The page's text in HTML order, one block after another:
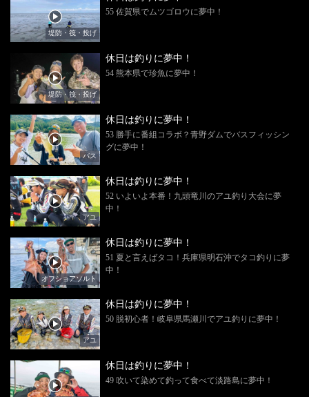
堤防・筏・投げ
55 佐賀県でムツゴロウに夢中！
堤防・筏・投げ
休日は釣りに夢中！
54 熊本県で珍魚に夢中！
バス
休日は釣りに夢中！
53 勝手に番組コラボ？青野ダムでバスフィッシン
グに夢中！
アユ
休日は釣りに夢中！
52 いよいよ本番！九頭竜川のアユ釣り大会に夢
中！
オフショアソルト
休日は釣りに夢中！
51 夏と言えばタコ！兵庫県明石沖でタコ釣りに夢
中！
アユ
休日は釣りに夢中！
50 脱初心者！岐阜県馬瀬川でアユ釣りに夢中！
休日は釣りに夢中！
49 吹いて染めて釣って食べて淡路島に夢中！